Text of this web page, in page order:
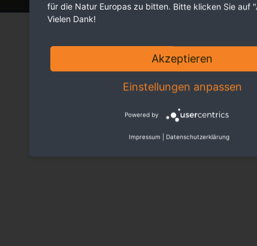
für die Natur Europas zu bitten. Bitte klicken Sie auf
Vielen Dank!
Akzeptieren
Einstellungen anpassen
Powered by
Impressum Datenschutzerklärung